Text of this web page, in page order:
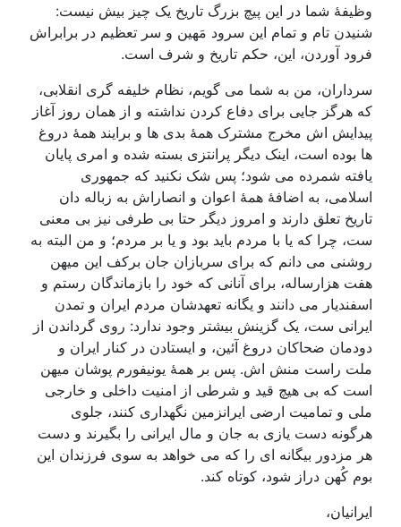
وظیفۀ شما در این پیچ بزرگ تاریخ یک چیز بیش نیست:
شنیدن تام و تمام این سرود مَهین و سر تعظیم در برابراش
فرود آوردن، این، حکم تاریخ و شرف است.
سرداران، من به شما می گویم، نظام خلیفه گری انقلابی،
که هرگز جایی برای دفاع کردن نداشته و از همان روز آغاز
پیدایش اش مخرج مشترک همۀ بدی ها و برایند همۀ دروغ
ها بوده است، اینک دیگر پرانتزی بسته شده و امری پایان
یافته شمرده می شود؛ پس شک نکنید که جمهوری
اسلامی، به اضافۀ همۀ اعوان و انصاراش به زباله دان
تاریخ تعلق دارند و امروز دیگر حتا بی طرفی نیز بی معنی
ست، چرا که یا با مردم باید بود و یا بر مردم؛ و من البته به
روشنی می دانم که برای سربازان جان برکف این میهن
هفت هزارساله، برای آنانی که خود را بازماندگان رستم و
اسفندیار می دانند و یگانه تعهدشان مردم ایران و تمدن
ایرانی ست، یک گزینش بیشتر وجود ندارد: روی گرداندن از
دودمان ضحاکان دروغ آئین، و ایستادن در کنار ایران و
ملت راست منش اش. پس بر همۀ یونیفورم پوشان میهن
است که بی هیچ قید و شرطی از امنیت داخلی و خارجی
ملی و تمامیت ارضی ایرانزمین نگهداری کنند، جلوی
هرگونه دست یازی به جان و مال ایرانی را بگیرند و دست
هر مزدور بیگانه ای را که می خواهد به سوی فرزندان این
بوم کُهن دراز شود، کوتاه کند.
ایرانیان،